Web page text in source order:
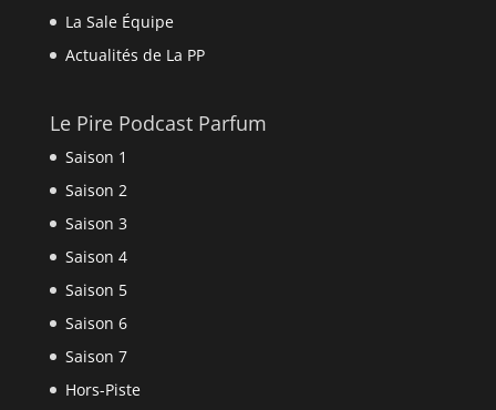
La Sale Équipe
Actualités de La PP
Le Pire Podcast Parfum
Saison 1
Saison 2
Saison 3
Saison 4
Saison 5
Saison 6
Saison 7
Hors-Piste